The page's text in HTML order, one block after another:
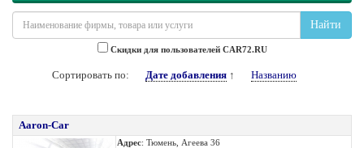
Найти
Cкидки для пользователей CAR72.RU
Сортировать по: Дате добавления↑ Названию
Aaron-Car
Адрес: Тюмень, Агеева 36